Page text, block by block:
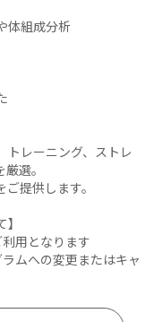
体組成分析
トレーニング、ストレ
選。
提供します。
用となります
ムへの変更またはキャ